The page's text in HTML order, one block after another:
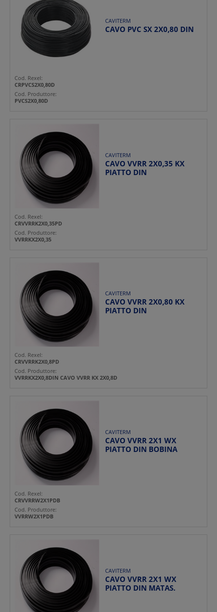
CAVITERM
CAVO PVC SX 2X0,80 DIN
Cod. Rexel:
CRPVCS2X0,80D
Cod. Produttore:
PVCS2X0,80D
CAVITERM
CAVO VVRR 2X0,35 KX
PIATTO DIN
Cod. Rexel:
CRVVRRK2X0,35PD
Cod. Produttore:
VVRRKX2X0,35
CAVITERM
CAVO VVRR 2X0,80 KX
PIATTO DIN
Cod. Rexel:
CRVVRRK2X0,8PD
Cod. Produttore:
VVRRKX2X0,8DIN CAVO VVRR KX 2X0,8D
CAVITERM
CAVO VVRR 2X1 WX
PIATTO DIN BOBINA
Cod. Rexel:
CRVVRRW2X1PDB
Cod. Produttore:
VVRRW2X1PDB
CAVITERM
CAVO VVRR 2X1 WX
PIATTO DIN MATAS.